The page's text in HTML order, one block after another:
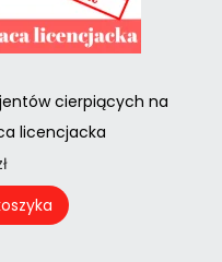
cierpiących na
licencjacka